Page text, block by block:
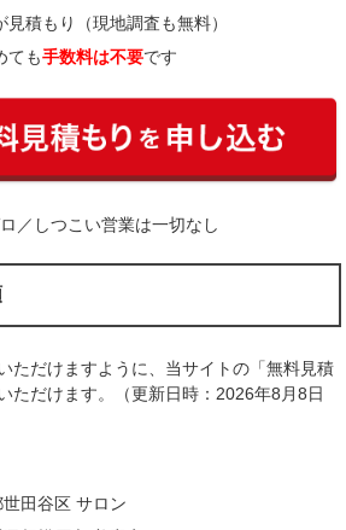
見積もり（現地調査も無料）
ても手数料は不要です
／しつこい営業は一切なし
ただけますように、当サイトの「無料見積
ただけます。（更新日時：2026年8月8日
田谷区 サロン